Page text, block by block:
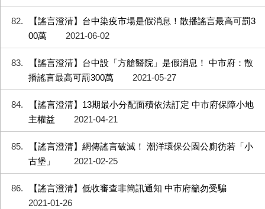
82
【謠言澄清】台中染疫市場是假消息！散播謠言最高可罰3
00萬
2021-06-02
83
【謠言澄清】台中設「方艙醫院」是假消息！ 中市府：散
播謠言最高可罰300萬
2021-05-27
84
【謠言澄清】13期最小分配面積依法訂定 中市府保障小地
主權益
2021-04-21
85
【謠言澄清】網傳謠言破滅！ 潮洋環保公園公廁彷若「小
古堡」
2021-02-25
86
【謠言澄清】低收審查非簡訊通知 中市府籲勿受騙
2021-01-26